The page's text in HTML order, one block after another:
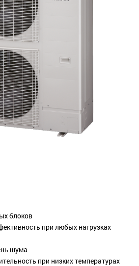
блоков
при любых нагрузках
шума
при низких температурах